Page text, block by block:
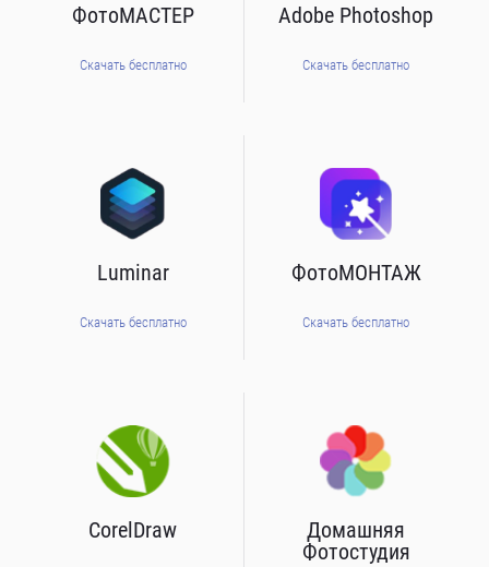
ФотоМАСТЕР
Скачать бесплатно
Adobe Photoshop
Скачать бесплатно
Luminar
Скачать бесплатно
ФотоМОНТАЖ
Скачать бесплатно
CorelDraw
Домашняя
Фотостудия